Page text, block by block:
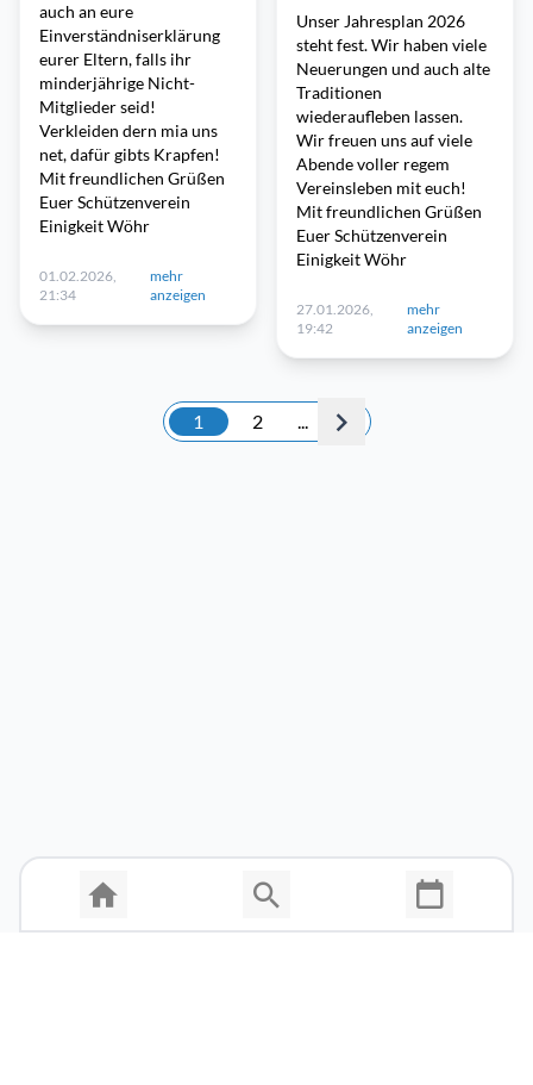
auch an eure
Einverständniserklärung
eurer Eltern, falls ihr
minderjährige Nicht-
Mitglieder seid!
Verkleiden dern mia uns
net, dafür gibts Krapfen!
Mit freundlichen Grüßen
Euer Schützenverein
Einigkeit Wöhr
01.02.2026,
21:34
mehr
anzeigen
Unser Jahresplan 2026
steht fest. Wir haben viele
Neuerungen und auch alte
Traditionen
wiederaufleben lassen.
Wir freuen uns auf viele
Abende voller regem
Vereinsleben mit euch!
Mit freundlichen Grüßen
Euer Schützenverein
Einigkeit Wöhr
27.01.2026,
19:42
mehr
anzeigen
1 2 ...